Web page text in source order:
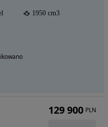
1950 cm3
129 900 PLN